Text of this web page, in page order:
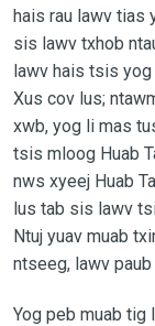
hais rau lawv tias
sis lawv txhob
lawv hais tsis yog
Xus cov lus;
xwb, yog li mas
tsis mloog Huab
nws xyeej Huab
lus tab sis lawv
Ntuj yuav muab
ntseeg, lawv
Yog peb muab